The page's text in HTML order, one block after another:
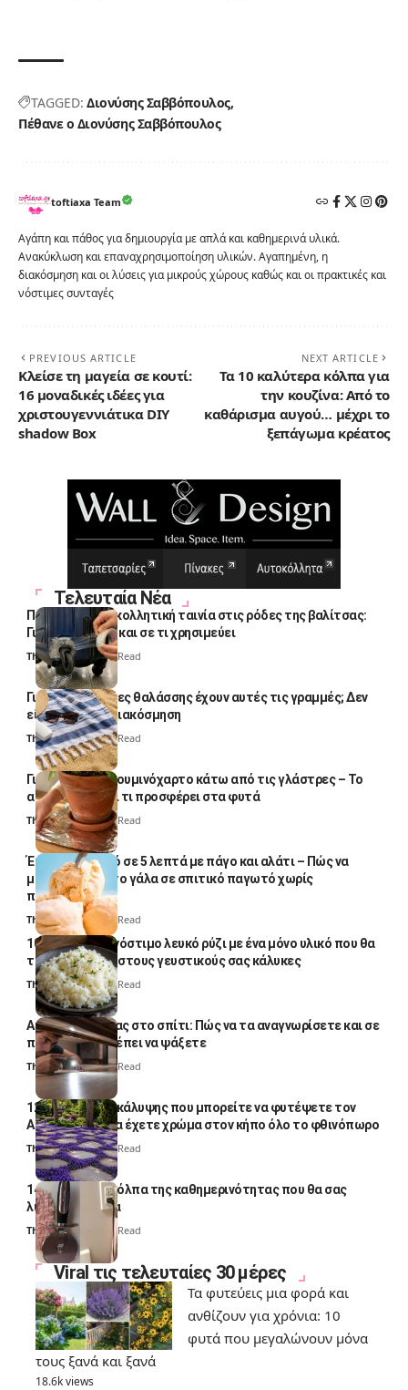
TAGGED: Διονύσης Σαββόπουλος
Πέθανε ο Διονύσης Σαββόπουλος
toftiaxa Team
Αγάπη και πάθος για δημιουργία με απλά και καθημερινά υλικά.
Ανακύκλωση και επαναχρησιμοποίηση υλικών. Αγαπημένη, η
διακόσμηση και οι λύσεις για μικρούς χώρους καθώς και οι πρακτικές και
νόστιμες συνταγές
PREVIOUS ARTICLE
Κλείσε τη μαγεία σε κουτί:
16 μοναδικές ιδέες για
χριστουγεννιάτικα DIY
shadow Box
NEXT ARTICLE
Τα 10 καλύτερα κόλπα για
την κουζίνα: Από το
καθάρισμα αυγού… μέχρι το
ξεπάγωμα κρέατος
Τελευταία Νέα
Πολλοί βάζουν κολλητική ταινία στις ρόδες της βαλίτσας:
Γιατί το κάνουν και σε τι χρησιμεύει
Thali Ombre 4 Min Read
Γιατί οι πετσέτες θαλάσσης έχουν αυτές τις γραμμές; Δεν
είναι μόνο για διακόσμηση
Thali Ombre5 Min Read
Γιατί βάζουν αλουμινόχαρτο κάτω από τις γλάστρες – Το
απλό κόλπο και τι προσφέρει στα φυτά
Thali Ombre4 Min Read
Έτοιμο παγωτό σε 5 λεπτά με πάγο και αλάτι – Πώς να
μετατρέψετε το γάλα σε σπιτικό παγωτό χωρίς
παγωτομηχανή
Thali Ombre 4 Min Read
10 φορές ποιο νόστιμο λευκό ρύζι με ένα μόνο υλικό που θα
το απογειώσει στους γευστικούς σας κάλυκες
Thali Ombre4 Min Read
Αυγά κατσαρίδας στο σπίτι: Πώς να τα αναγνωρίσετε και σε
ποια σημεία πρέπει να ψάξετε
Thali Ombre4 Min Read
12 φυτά εδαφοκάλυψης που μπορείτε να φυτέψετε τον
Αύγουστο για να έχετε χρώμα στον κήπο όλο το φθινόπωρο
Thali Ombre7 Min Read
14 πανέξυπνα κόλπα της καθημερινότητας που θα σας
λύσουν τα χέρια
Thali Ombre 6 Min Read
Viral τις τελευταίες 30 μέρες
Τα φυτεύεις μια φορά και
ανθίζουν για χρόνια: 10
φυτά που μεγαλώνουν μόνα
τους ξανά και ξανά
18.6k views